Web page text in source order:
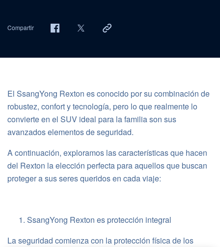
Compartir
El SsangYong Rexton es conocido por su combinación de
robustez, confort y tecnología, pero lo que realmente lo
convierte en el SUV ideal para la familia son sus
avanzados elementos de seguridad.
A continuación, exploramos las características que hacen
del Rexton la elección perfecta para aquellos que buscan
proteger a sus seres queridos en cada viaje:
SsangYong Rexton es protección integral
La seguridad comienza con la protección física de los